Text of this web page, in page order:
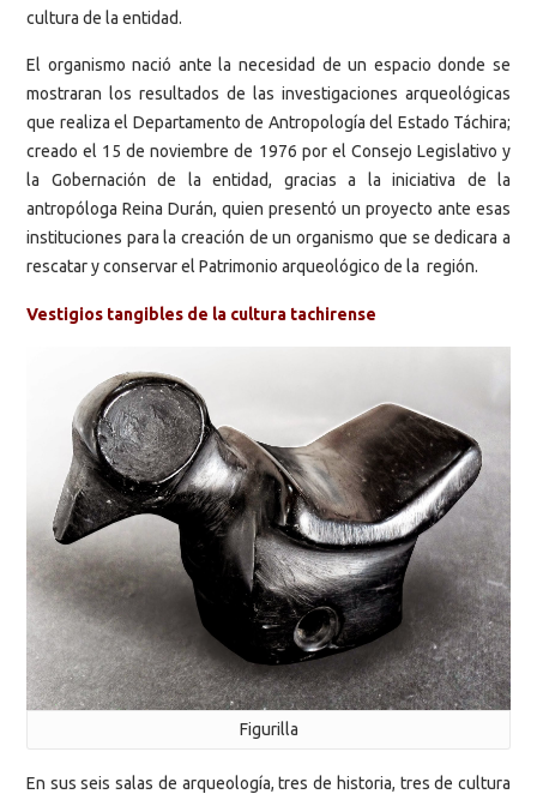
cultura de la entidad.
El organismo nació ante la necesidad de un espacio donde se
mostraran los resultados de las investigaciones arqueológicas
que realiza el Departamento de Antropología del Estado Táchira;
creado el 15 de noviembre de 1976 por el Consejo Legislativo y
la Gobernación de la entidad, gracias a la iniciativa de la
antropóloga Reina Durán, quien presentó un proyecto ante esas
instituciones para la creación de un organismo que se dedicara a
rescatar y conservar el Patrimonio arqueológico de la región.
Vestigios tangibles de la cultura tachirense
Figurilla
En sus seis salas de arqueología, tres de historia, tres de cultura